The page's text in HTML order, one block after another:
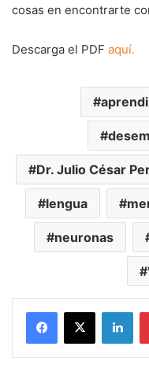
cosas en encontrarte
Descarga el PDF aquí.
Dr. Julio César
lengua
neuronas